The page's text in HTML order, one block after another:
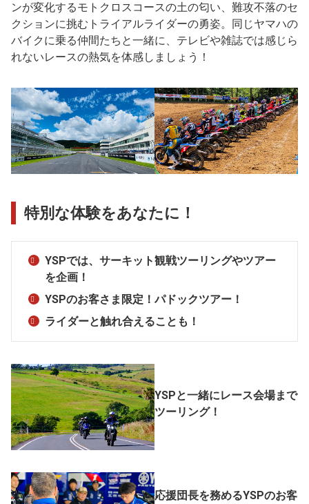
ンが変化するモトクロスコースの土の匂い、難攻不落のセ
クションに挑むトライアルライダーの勇姿。同じヤマハの
バイクに乗る仲間たちと一緒に、テレビや雑誌では感じら
れないレースの熱気を体感しましょう！
特別な体験をあなたに！
YSPでは、サーキット観戦ツーリングやツアー
を企画！
YSPのお客さま限定！パドックツアー！
ライダーと触れ合えることも！
YSPと一緒にレース会場まで
ツーリング！
応援団長を務めるYSPのお客